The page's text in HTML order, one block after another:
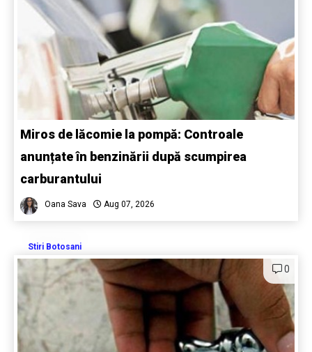
Miros de lăcomie la pompă: Controale
anunțate în benzinării după scumpirea
carburantului
Oana Sava Aug 07, 2026
Stiri Botosani
0